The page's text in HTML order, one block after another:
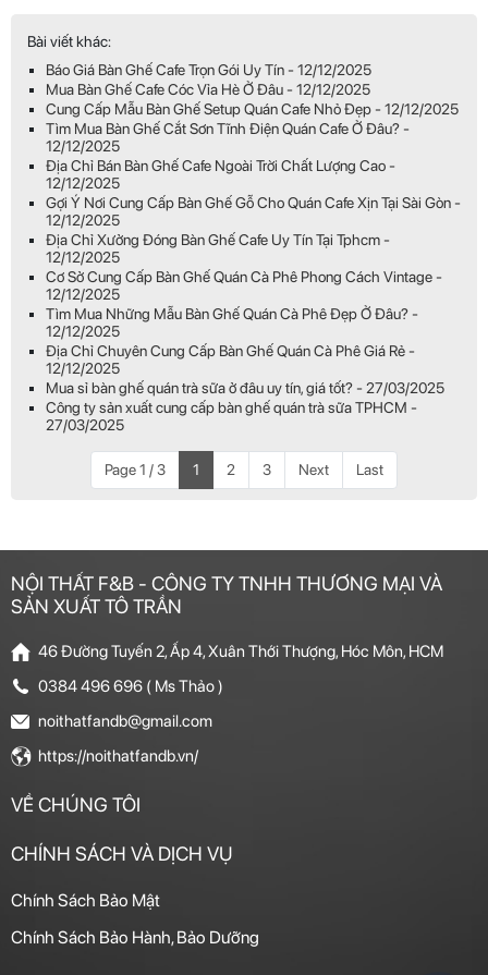
Bài viết khác:
Báo Giá Bàn Ghế Cafe Trọn Gói Uy Tín - 12/12/2025
Mua Bàn Ghế Cafe Cóc Vỉa Hè Ở Đâu - 12/12/2025
Cung Cấp Mẫu Bàn Ghế Setup Quán Cafe Nhỏ Đẹp - 12/12/2025
Tìm Mua Bàn Ghế Cắt Sơn Tĩnh Điện Quán Cafe Ở Đâu? -
12/12/2025
Địa Chỉ Bán Bàn Ghế Cafe Ngoài Trời Chất Lượng Cao -
12/12/2025
Gợi Ý Nơi Cung Cấp Bàn Ghế Gỗ Cho Quán Cafe Xịn Tại Sài Gòn -
12/12/2025
Địa Chỉ Xưởng Đóng Bàn Ghế Cafe Uy Tín Tại Tphcm -
12/12/2025
Cơ Sở Cung Cấp Bàn Ghế Quán Cà Phê Phong Cách Vintage -
12/12/2025
Tìm Mua Những Mẫu Bàn Ghế Quán Cà Phê Đẹp Ở Đâu? -
12/12/2025
Địa Chỉ Chuyên Cung Cấp Bàn Ghế Quán Cà Phê Giá Rẻ -
12/12/2025
Mua sỉ bàn ghế quán trà sữa ở đâu uy tín, giá tốt? - 27/03/2025
Công ty sản xuất cung cấp bàn ghế quán trà sữa TPHCM -
27/03/2025
Page 1 / 3 1 2 3 Next Last
NỘI THẤT F&B - CÔNG TY TNHH THƯƠNG MẠI VÀ
SẢN XUẤT TÔ TRẦN
46 Đường Tuyến 2, Ấp 4, Xuân Thới Thượng, Hóc Môn, HCM
0384 496 696 ( Ms Thảo )
noithatfandb@gmail.com
https://noithatfandb.vn/
VỀ CHÚNG TÔI
CHÍNH SÁCH VÀ DỊCH VỤ
Chính Sách Bảo Mật
Chính Sách Bảo Hành, Bảo Dưỡng